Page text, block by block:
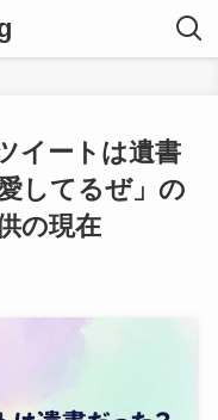
イートは遺書
してるぜ」の
の現在